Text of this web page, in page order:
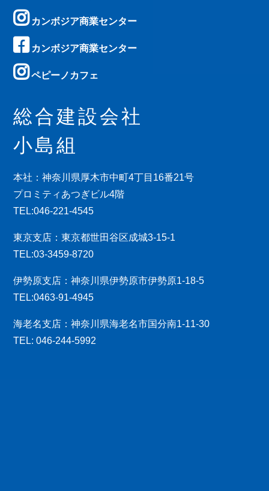
カンボジア商業センター
カンボジア商業センター
ペピーノカフェ
総合建設会社
小島組
本社：神奈川県厚木市中町4丁目16番21号
プロミティあつぎビル4階
TEL:046-221-4545
東京支店：東京都世田谷区成城3-15-1
TEL:03-3459-8720
伊勢原支店：神奈川県伊勢原市伊勢原1-18-5
TEL:0463-91-4945
海老名支店：神奈川県海老名市国分南1-11-30
TEL: 046-244-5992